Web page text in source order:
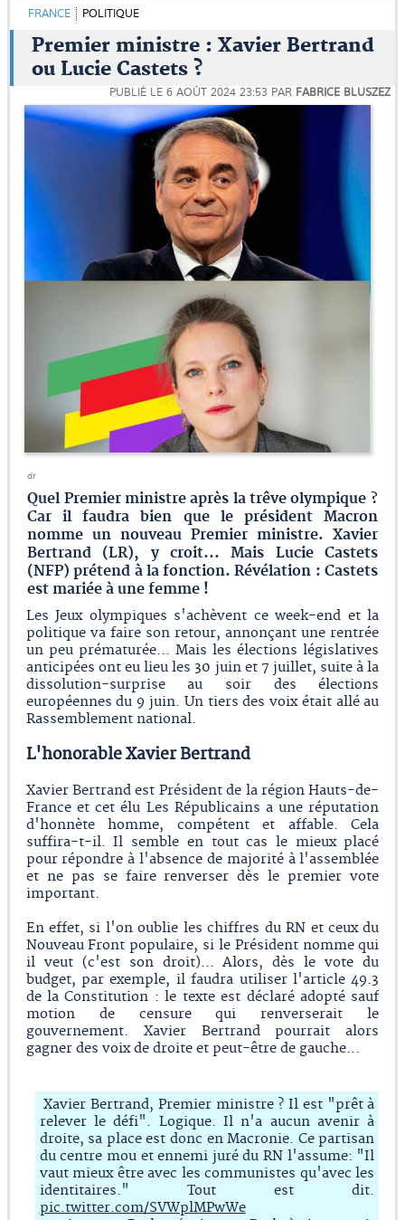
FRANCE POLITIQUE
Premier ministre : Xavier Bertrand
ou Lucie Castets ?
PUBLIÉ LE 6 AOÛT 2024 23:53 PAR FABRICE BLUSZEZ
dr
Quel Premier ministre après la trêve olympique ?
Car il faudra bien que le président Macron
nomme un nouveau Premier ministre. Xavier
Bertrand (LR), y croit... Mais Lucie Castets
(NFP) prétend à la fonction. Révélation : Castets
est mariée à une femme !
Les Jeux olympiques s'achèvent ce week-end et la
politique va faire son retour, annonçant une rentrée
un peu prématurée... Mais les élections législatives
anticipées ont eu lieu les 30 juin et 7 juillet, suite à la
dissolution-surprise au soir des élections
européennes du 9 juin. Un tiers des voix était allé au
Rassemblement national.
L'honorable Xavier Bertrand
Xavier Bertrand est Président de la région Hauts-de-
France et cet élu Les Républicains a une réputation
d'honnète homme, compétent et affable. Cela
suffira-t-il. Il semble en tout cas le mieux placé
pour répondre à l'absence de majorité à l'assemblée
et ne pas se faire renverser dès le premier vote
important.
En effet, si l'on oublie les chiffres du RN et ceux du
Nouveau Front populaire, si le Président nomme qui
il veut (c'est son droit)... Alors, dès le vote du
budget, par exemple, il faudra utiliser l'article 49.3
de la Constitution : le texte est déclaré adopté sauf
motion de censure qui renverserait le
gouvernement. Xavier Bertrand pourrait alors
gagner des voix de droite et peut-être de gauche...
Xavier Bertrand, Premier ministre ? Il est "prêt à
relever le défi". Logique. Il n'a aucun avenir à
droite, sa place est donc en Macronie. Ce partisan
du centre mou et ennemi juré du RN l'assume: "Il
vaut mieux être avec les communistes qu'avec les
identitaires." Tout est dit.
pic.twitter.com/SVWplMPwWe